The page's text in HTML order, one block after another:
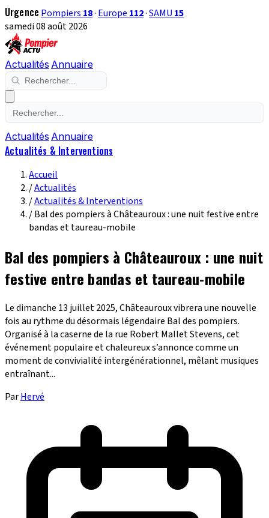
Urgence Pompiers 18· Europe 112·SAMU 15
samedi 08 août 2026
Actualités Annuaire
Actualités Annuaire
Actualités & Interventions
Accueil
/Actualités
/Actualités & Interventions
/Bal des pompiers à Châteauroux : une nuit festive entre
bandas et taureau-mobile
Bal des pompiers à Châteauroux : une nuit
festive entre bandas et taureau-mobile
Le dimanche 13 juillet 2025, Châteauroux vibrera une nouvelle
fois au rythme du désormais légendaire Bal des pompiers.
Organisé à la caserne de la rue Robert Mallet Stevens, cet
événement populaire et chaleureux s’annonce comme un
moment de convivialité intergénérationnel, mêlant musiques
entraînant...
ParHervé